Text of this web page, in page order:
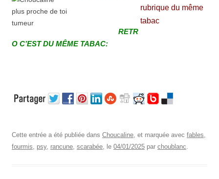
RETR
O C’ESTDU MÊME TABAC:
Cette entrée a été publiée dans Choucaline, et marquée avec fables,
fourmis, psy, rancune, scarabée, le 04/01/2025 par choublanc.